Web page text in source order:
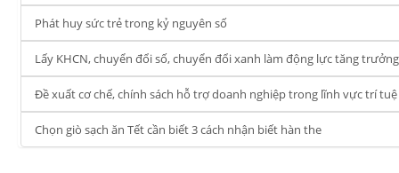
Phát huy sức trẻ trong kỷ nguyên số
Lấy KHCN, chuyển đổi số, chuyển đổi xanh làm động lực tăng
Đề xuất cơ chế, chính sách hỗ trợ doanh nghiệp trong lĩnh vực trí
Chọn giò sạch ăn Tết cần biết 3 cách nhận biết hàn the